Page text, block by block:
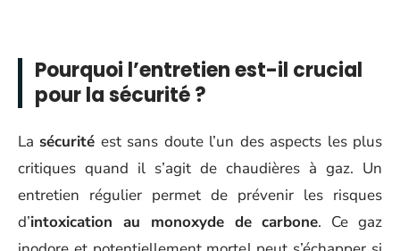
Pourquoi l’entretien est-il crucial
pour la sécurité ?
La sécurité est sans doute l’un des aspects les plus
critiques quand il s’agit de chaudières à gaz. Un
entretien régulier permet de prévenir les risques
d’intoxication au monoxyde de carbone. Ce gaz